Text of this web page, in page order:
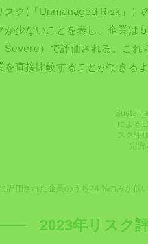
スク(「Unmanaged Risk」）
が少ないことを表し、企業は
）で評価される。これ
直接比較することができる
による
スク評
定方
評価された企業のうち24 %のみが
2023年リスク